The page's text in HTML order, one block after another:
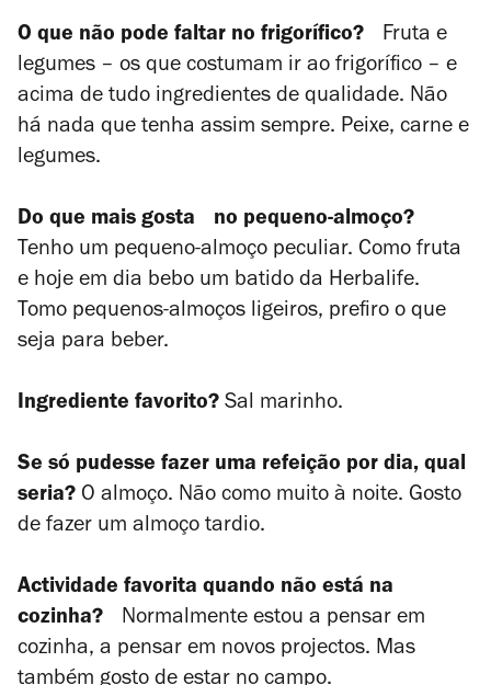
O que não pode faltar no frigorífico?
Fruta e
legumes – os que costumam ir ao frigorífico – e
acima de tudo ingredientes de qualidade. Não
há nada que tenha assim sempre. Peixe, carne e
legumes.
Do que mais gosta
no pequeno-almoço?
Tenho um pequeno-almoço peculiar. Como fruta
e hoje em dia bebo um batido da Herbalife.
Tomo pequenos-almoços ligeiros, prefiro o que
seja para beber.
Ingrediente favorito? Sal marinho.
Se só pudesse fazer uma refeição por dia, qual
seria? O almoço. Não como muito à noite. Gosto
de fazer um almoço tardio.
Actividade favorita quando não está na
cozinha?
Normalmente estou a pensar em
cozinha, a pensar em novos projectos. Mas
também gosto de estar no campo.